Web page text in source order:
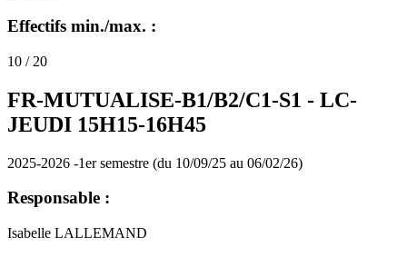
Effectifs min./max. :
10 / 20
FR-MUTUALISE-B1/B2/C1-S1 - LC-
JEUDI 15H15-16H45
2025-2026 -1er semestre (du 10/09/25 au 06/02/26)
Responsable :
Isabelle LALLEMAND